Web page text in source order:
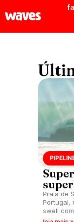
Praia de
Portugal,
swell
Havaí.